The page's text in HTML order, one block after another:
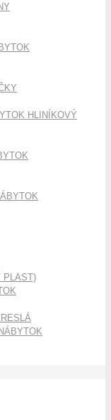
HLINÍKOVÝ
PLAST)